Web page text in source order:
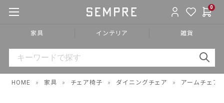
0
家具 インテリア 雑貨
HOME » 家具 » チェア椅子 » ダイニングチェア » アームチェア